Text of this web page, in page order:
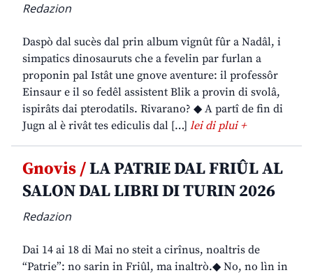
Redazion
Daspò dal sucès dal prin album vignût fûr a Nadâl, i
simpatics dinosauruts che a fevelin par furlan a
proponin pal Istât une gnove aventure: il professôr
Einsaur e il so fedêl assistent Blik a provin di svolâ,
ispirâts dai pterodatils. Rivarano? ◆ A partî de fin di
Jugn al è rivât tes ediculis dal […] lei di plui +
Gnovis /LA PATRIE DAL FRIÛL AL
SALON DAL LIBRI DI TURIN 2026
Redazion
Dai 14 ai 18 di Mai no steit a cirînus, noaltris de
“Patrie”: no sarin in Friûl, ma inaltrò.◆ No, no lìn in